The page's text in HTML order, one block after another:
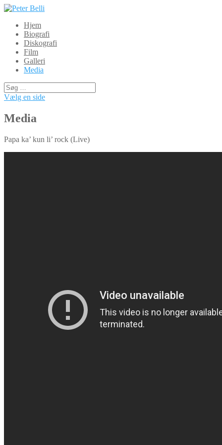
Hjem
Biografi
Diskografi
Film
Galleri
Media
Vælg en side
Media
Papa ka’ kun li’ rock (Live)